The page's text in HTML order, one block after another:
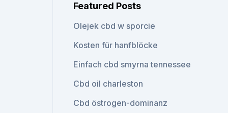
Featured Posts
Olejek cbd w sporcie
Kosten für hanfblöcke
Einfach cbd smyrna tennessee
Cbd oil charleston
Cbd östrogen-dominanz